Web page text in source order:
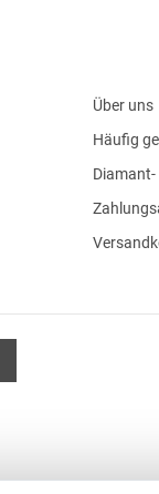
Über uns
Häufig